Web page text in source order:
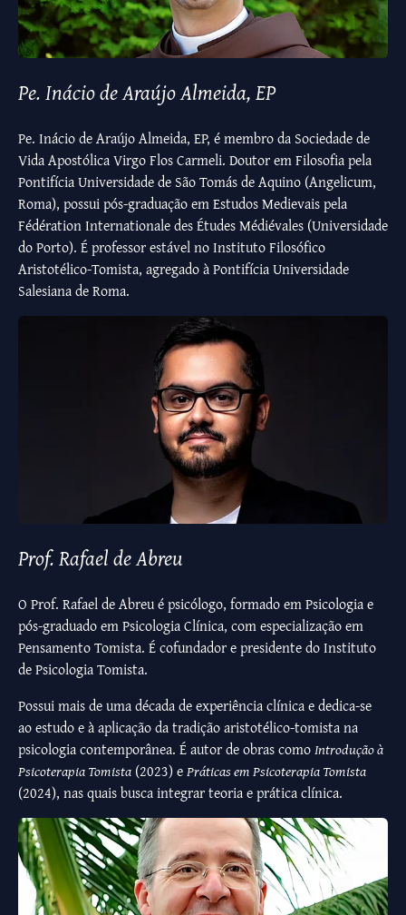
Pe. Inácio de Araújo Almeida, EP
Pe. Inácio de Araújo Almeida, EP, é membro da Sociedade de
Vida Apostólica Virgo Flos Carmeli. Doutor em Filosofia pela
Pontifícia Universidade de São Tomás de Aquino (Angelicum,
Roma), possui pós-graduação em Estudos Medievais pela
Fédération Internationale des Études Médiévales (Universidade
do Porto). É professor estável no Instituto Filosófico
Aristotélico-Tomista, agregado à Pontifícia Universidade
Salesiana de Roma.
Prof. Rafael de Abreu
O Prof. Rafael de Abreu é psicólogo, formado em Psicologia e
pós-graduado em Psicologia Clínica, com especialização em
Pensamento Tomista. É cofundador e presidente do Instituto
de Psicologia Tomista.
Possui mais de uma década de experiência clínica e dedica-se
ao estudo e à aplicação da tradição aristotélico-tomista na
psicologia contemporânea. É autor de obras comoIntrodução à
Psicoterapia Tomista (2023) ePráticas em Psicoterapia Tomista
(2024), nas quais busca integrar teoria e prática clínica.